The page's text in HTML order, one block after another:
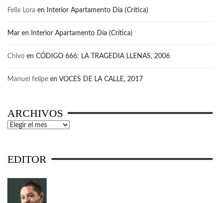
Felix Lora en Interior Apartamento Día (Crítica)
Mar en Interior Apartamento Día (Crítica)
Chivo en CÓDIGO 666: LA TRAGEDIA LLENAS, 2006
Manuel felipe en VOCES DE LA CALLE, 2017
ARCHIVOS
Archivos
EDITOR